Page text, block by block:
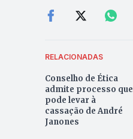
RELACIONADAS
Conselho de Ética
admite processo que
pode levar à
cassação de André
Janones